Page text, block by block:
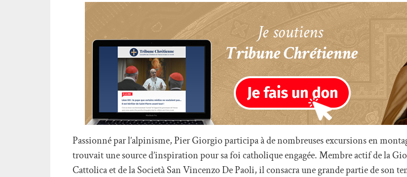
Passionné par l’alpinisme, Pier Giorgio participa à de nombreuses excursions en
trouvait une source d’inspiration pour sa foi catholique engagée. Membre actif de la
Cattolica et de la Società San Vincenzo De Paoli, il consacra une grande partie de son